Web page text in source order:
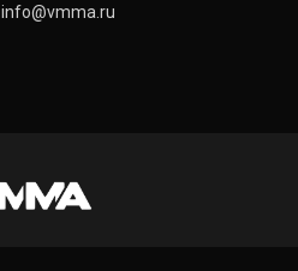
info@vmma.ru